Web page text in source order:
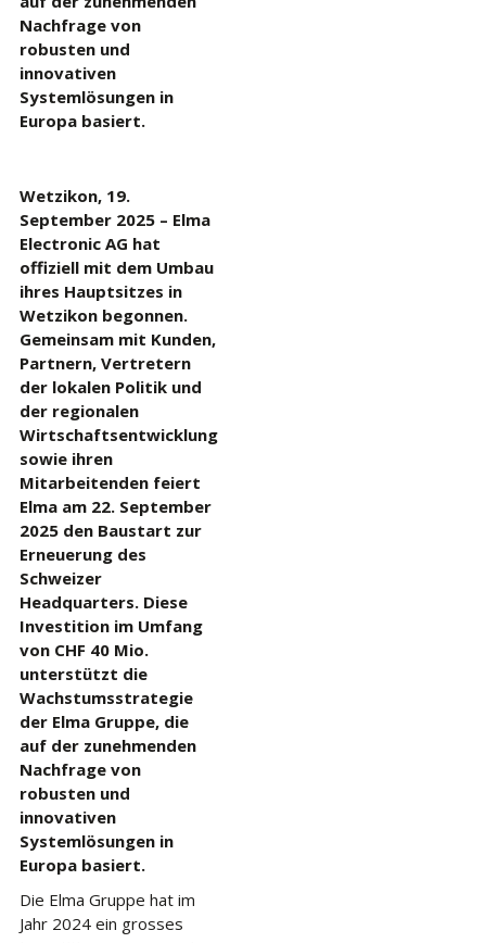
Nachfrage von
robusten und
innovativen
Systemlösungen in
Europa basiert.
Wetzikon, 19.
September 2025 – Elma
Electronic AG hat
offiziell mit dem Umbau
ihres Hauptsitzes in
Wetzikon begonnen.
Gemeinsam mit Kunden,
Partnern, Vertretern
der lokalen Politik und
der regionalen
Wirtschaftsentwicklung
sowie ihren
Mitarbeitenden feiert
Elma am 22. September
2025 den Baustart zur
Erneuerung des
Schweizer
Headquarters. Diese
Investition im Umfang
von CHF 40 Mio.
unterstützt die
Wachstumsstrategie
der Elma Gruppe, die
auf der zunehmenden
Nachfrage von
robusten und
innovativen
Systemlösungen in
Europa basiert.
Die Elma Gruppe hat im
Jahr 2024 ein grosses